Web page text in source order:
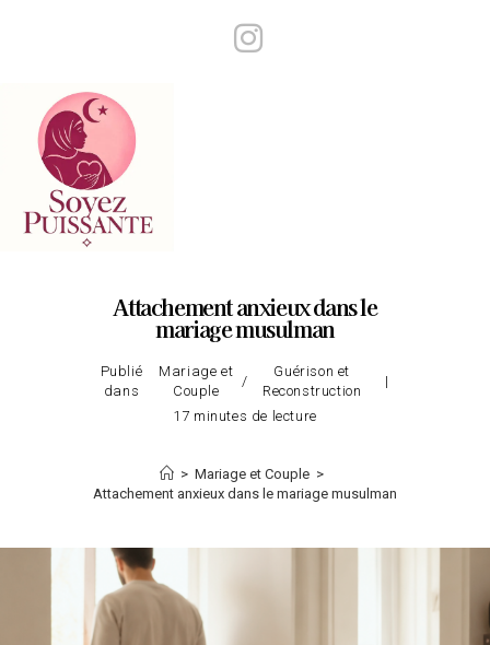
Attachement anxieux dans le
mariage musulman
Publié
dans
Mariage et
Couple
/
Guérison et
Reconstruction
17 minutes de lecture
> Mariage et Couple >
Attachement anxieux dans le mariage musulman